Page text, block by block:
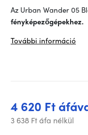
Az Urban Wander 05
fényképezőgépekhez.
További információ
4 620 Ft
3 638 Ft áfa nélkül